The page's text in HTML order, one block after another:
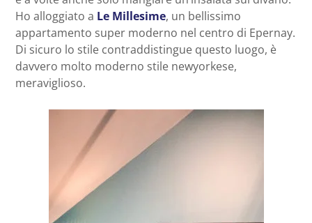
Ho alloggiato a Le Millesime, un bellissimo
appartamento super moderno nel centro di Epernay.
Di sicuro lo stile contraddistingue questo luogo, è
davvero molto moderno stile newyorkese,
meraviglioso.